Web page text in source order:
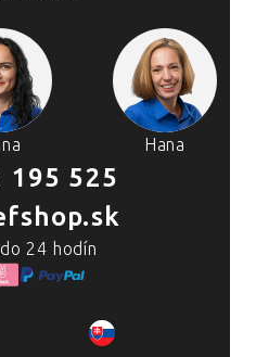
Hana
195 525
24 hodín